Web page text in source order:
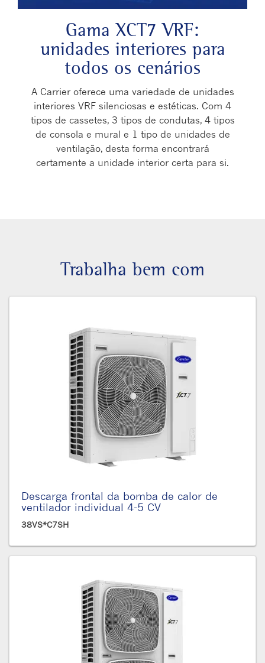
Gama XCT7 VRF:
unidades interiores para
todos os cenários
A Carrier oferece uma variedade de unidades
interiores VRF silenciosas e estéticas. Com 4
tipos de cassetes, 3 tipos de condutas, 4 tipos
de consola e mural e 1 tipo de unidades de
ventilação, desta forma encontrará
certamente a unidade interior certa para si.
Trabalha bem com
Descarga frontal da bomba de calor de
ventilador individual 4-5 CV
38VS*C7SH